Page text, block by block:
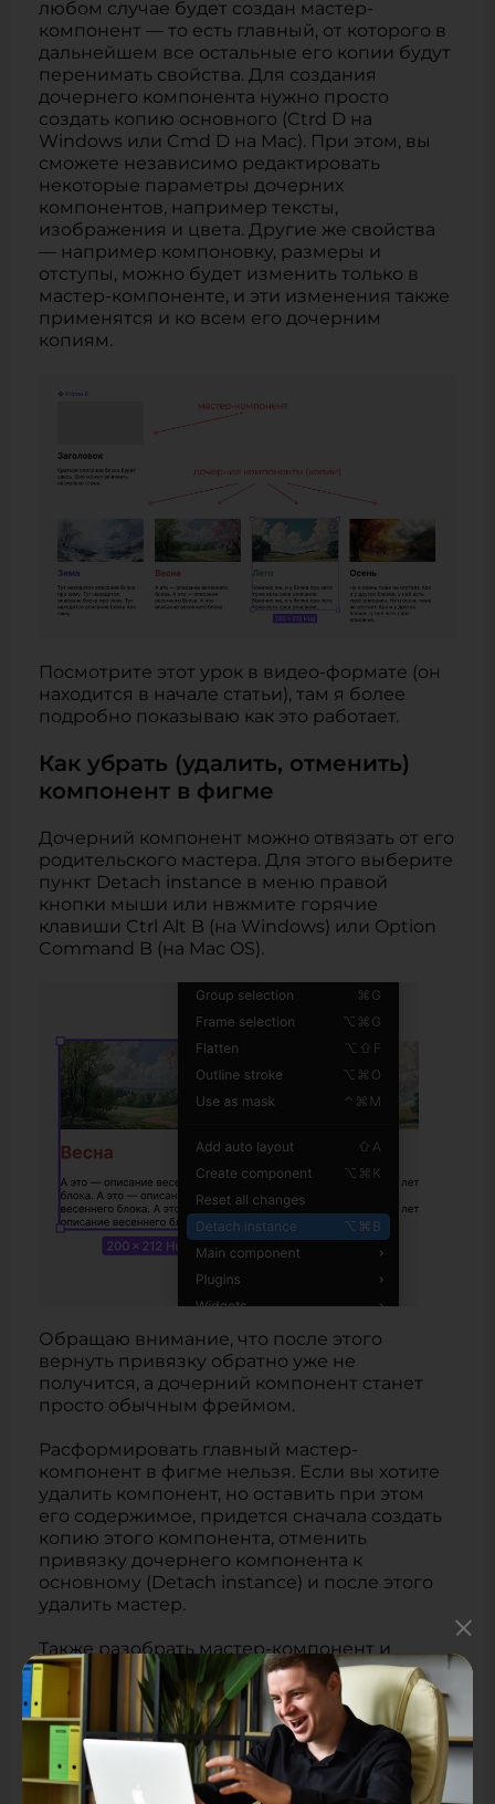
любом случае будет создан мастер-
компонент — то есть главный, от которого в
дальнейшем все остальные его копии будут
перенимать свойства. Для создания
дочернего компонента нужно просто
создать копию основного (Ctrd D на
Windows или Cmd D на Mac). При этом, вы
сможете независимо редактировать
некоторые параметры дочерних
компонентов, например тексты,
изображения и цвета. Другие же свойства
— например компоновку, размеры и
отступы, можно будет изменить только в
мастер-компоненте, и эти изменения также
применятся и ко всем его дочерним
копиям.
Посмотрите этот урок в видео-формате (он
находится в начале статьи), там я более
подробно показываю как это работает.
Как убрать (удалить, отменить)
компонент в фигме
Дочерний компонент можно отвязать от его
родительского мастера. Для этого выберите
пункт Detach instance в меню правой
кнопки мыши или нвжмите горячие
клавиши Ctrl Alt B (на Windows) или Option
Command B (на Mac OS).
Обращаю внимание, что после этого
вернуть привязку обратно уже не
получится, а дочерний компонент станет
просто обычным фреймом.
Расформировать главный мастер-
компонент в фигме нельзя. Если вы хотите
удалить компонент, но оставить при этом
его содержимое, придется сначала создать
копию этого компонента, отменить
привязку дочернего компонента к
основному (Detach instance) и после этого
удалить мастер.
Также разобрать мастер-компонент и
сделать из него обычный фрейм можно с
помощью специальных плагинов, например
DETACH THEM ALL!
Как добавить варианты
компонента и зачем это нужно